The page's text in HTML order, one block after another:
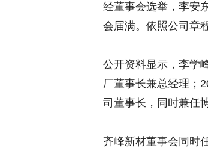
经董事会选举，李安
会届满。依照公司章
公开资料显示，李学
厂董事长兼总经理；
司董事长，同时兼任
齐峰新材董事会同时